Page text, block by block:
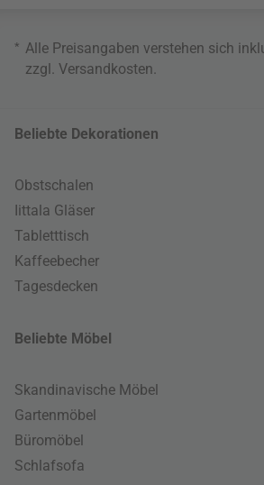
* Alle Preisangaben verstehen sich
zzgl. Versandkosten.
Beliebte Dekorationen
Obstschalen
Iittala Gläser
Tabletttisch
Kaffeebecher
Tagesdecken
Beliebte Möbel
Skandinavische Möbel
Gartenmöbel
Büromöbel
Schlafsofa